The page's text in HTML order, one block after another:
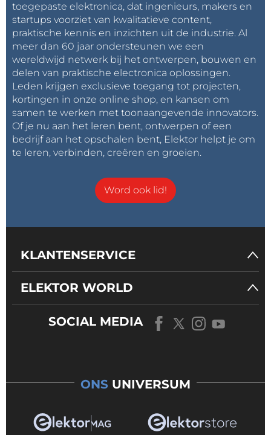
toegepaste elektronica, dat ingenieurs, makers en
startups voorziet van kwalitatieve content,
praktische kennis en inzichten uit de industrie. Al
meer dan 60 jaar ondersteunen we een
wereldwijd netwerk bij het ontwerpen, bouwen en
delen van praktische electronica oplossingen.
Leden krijgen exclusieve toegang tot projecten,
kortingen in onze online shop, en kansen om
samen te werken met toonaangevende innovators.
Of je nu aan het leren bent, ontwerpen of een
bedrijf aan het opschalen bent, Elektor helpt je om
te leren, verbinden, creëren en groeien.
Word ook lid!
KLANTENSERVICE
ELEKTOR WORLD
SOCIAL MEDIA
ONS UNIVERSUM